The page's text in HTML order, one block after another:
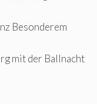
Besonderem
mit der Ballnacht